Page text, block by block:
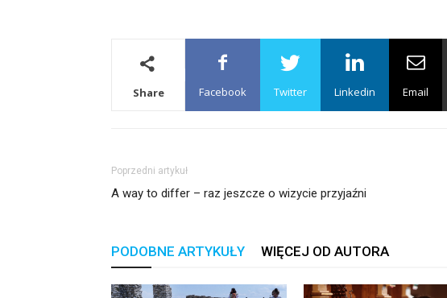
Share Facebook Twitter Linkedin Email
Poprzedni artykuł
A way to differ – raz jeszcze o wizycie przyjaźni
PODOBNE ARTYKUŁY WIĘCEJ OD AUTORA